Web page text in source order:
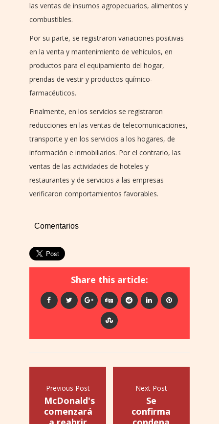
las ventas de insumos agropecuarios, alimentos y
combustibles.
Por su parte, se registraron variaciones positivas
en la venta y mantenimiento de vehículos, en
productos para el equipamiento del hogar,
prendas de vestir y productos químico-
farmacéuticos.
Finalmente, en los servicios se registraron
reducciones en las ventas de telecomunicaciones,
transporte y en los servicios a los hogares, de
información e inmobiliarios. Por el contrario, las
ventas de las actividades de hoteles y
restaurantes y de servicios a las empresas
verificaron comportamientos favorables.
Comentarios
Share this article:
Previous Post
McDonald's
comenzará
Next Post
Se
confirma